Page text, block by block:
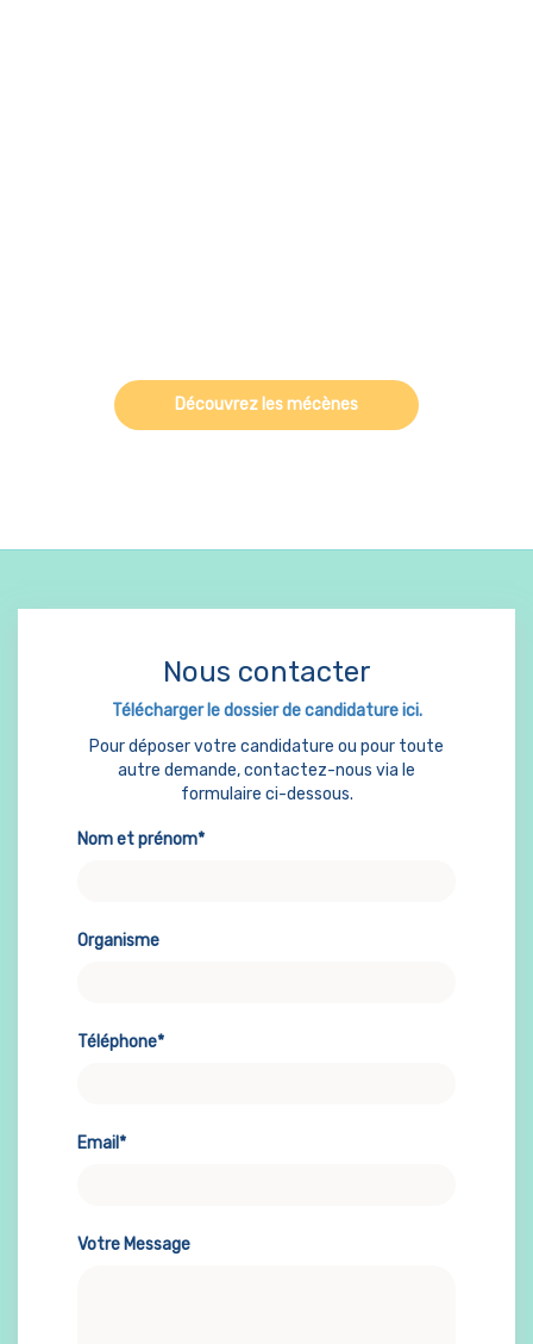
Découvrez les mécènes
Nous contacter
Télécharger le dossier de candidature ici.
Pour déposer votre candidature ou pour toute
autre demande, contactez-nous via le
formulaire ci-dessous.
Nom et prénom*
Organisme
Téléphone*
Email*
Votre Message